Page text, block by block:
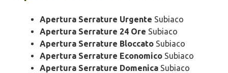
Apertura Serrature Urgente Subiaco
Apertura Serrature 24 Ore Subiaco
Apertura Serrature Bloccato Subiaco
Apertura Serrature Economico Subiaco
Apertura Serrature Domenica Subiaco